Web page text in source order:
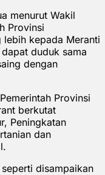
menurut Wakil
Provinsi
kepada Meranti
duduk sama
dengan
Provinsi
berkutat
Peningkatan
dan
disampaikan